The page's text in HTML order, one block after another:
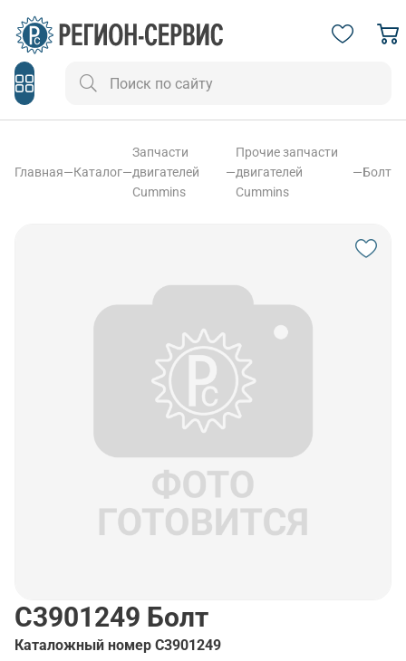
Главная—Каталог—
Запчасти
двигателей
Cummins
—
Прочие запчасти
двигателей
Cummins
—Болт
C3901249 Болт
Каталожный номер C3901249